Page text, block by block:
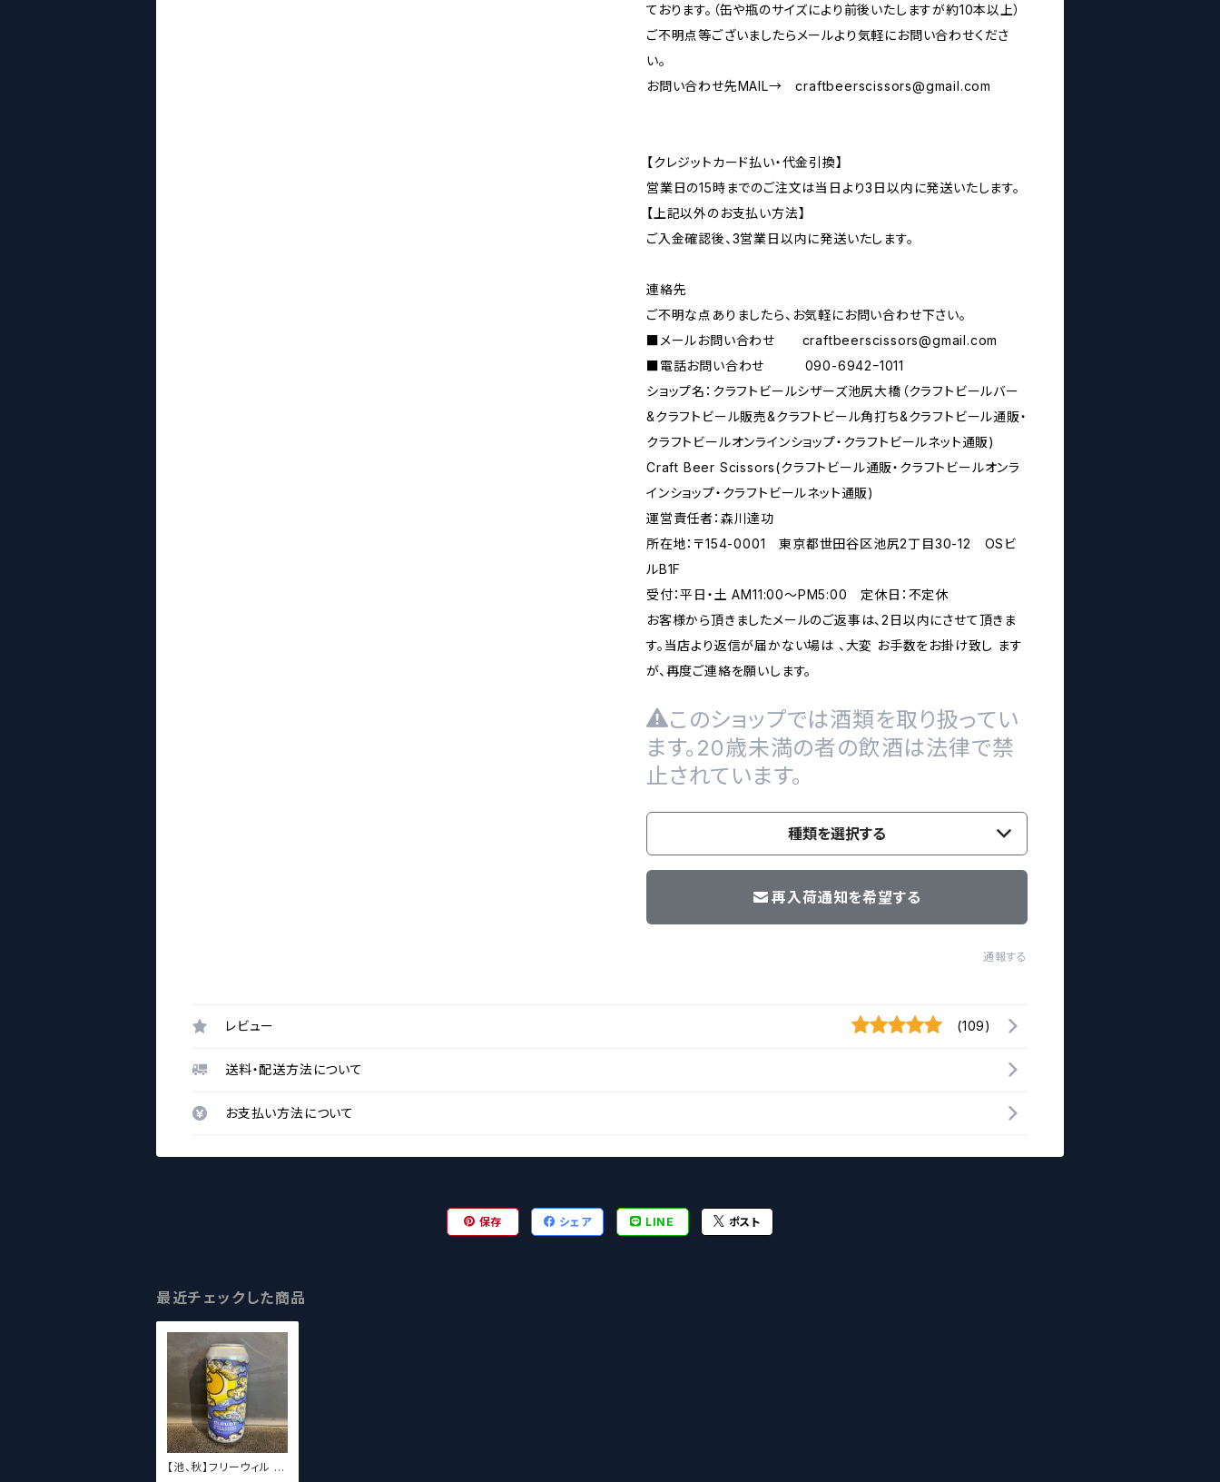
ております。（缶や瓶のサイズにより前後いたしますが約10本以上）
ご不明点等ございましたらメールより気軽にお問い合わせくださ
い。
お問い合わせ先MAIL→craftbeerscissors@gmail.com
【クレジットカード払い・代金引換】
営業日の15時までのご注文は当日より3日以内に発送いたします。
【上記以外のお支払い方法】
ご入金確認後、3営業日以内に発送いたします。
連絡先
ご不明な点ありましたら、お気軽にお問い合わせ下さい。
■メールお問い合わせ craftbeerscissors@gmail.com
■電話お問い合わせ 090-6942ｰ1011
ショップ名：クラフトビールシザーズ池尻大橋（クラフトビールバー
&クラフトビール販売&クラフトビール角打ち&クラフトビール通販・
クラフトビールオンラインショップ・クラフトビールネット通販)
Craft Beer Scissors(クラフトビール通販・クラフトビールオンラ
インショップ・クラフトビールネット通販)
運営責任者：森川達功
所在地：〒154-0001 東京都世田谷区池尻2丁目30-12 OSビ
ルB1F
受付：平日・土 AM11:00～PM5:00 定休日：不定休
お客様から頂きましたメールのご返事は、2日以内にさせて頂きま
す。当店より返信が届かない場は 、大変 お手数をお掛け致し ます
が、再度ご連絡を願いします。
このショップでは酒類を取り扱ってい
ます。20歳未満の者の飲酒は法律で禁
止されています。
種類を選択する
再入荷通知を希望する
通報する
レビュー (109)
送料・配送方法について
お支払い方法について
保存 シェア LINE ポスト
最近チェックした商品
【池、秋】フリーウィル /